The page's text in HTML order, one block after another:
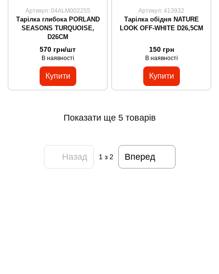
Артикул: 04ALM002255
Тарілка глибока PORLAND
SEASONS TURQUOISE,
D26CM
570 грн/шт
В наявності
Купити
Артикул: 413932
Тарілка обідня NATURE
LOOK OFF-WHITE D26,5CM
150 грн
В наявності
Купити
Показати ще 5 товарів
Назад 1 з 2 Вперед